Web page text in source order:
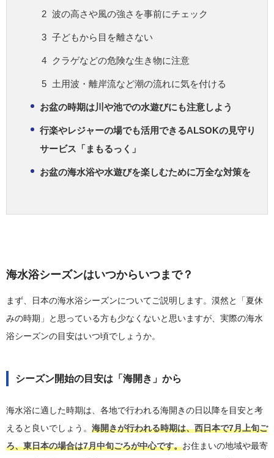
波の高さや風の強さを事前にチェック
子どもから目を離さない
クラゲなどの危険な生き物に注意
土用波・離岸流など潮の流れに気を付ける
お盆の時期は川や池での水遊びにも注意しよう
行楽やレジャーの場でも活用できるALSOKの見守り
サービス「まもるっく」
お盆の海水浴や水遊びを楽しむために万全な対策を
海水浴シーズンはいつからいつまで？
まず、日本の海水浴シーズンについてご説明します。漠然と「夏休
みの時期」と思っている方も少なくないと思いますが、実際の海水
浴シーズンの目安はいつ頃でしょうか。
シーズン開始の目安は「海開き」から
海水浴に適した時期は、各地で行われる海開きの日以降を目安と考
えると良いでしょう。 海開きが行われる時期は、西日本で7月上旬ご
ろ、東日本の場合は7月中旬ごろが中心です。お住まいの地域や最寄